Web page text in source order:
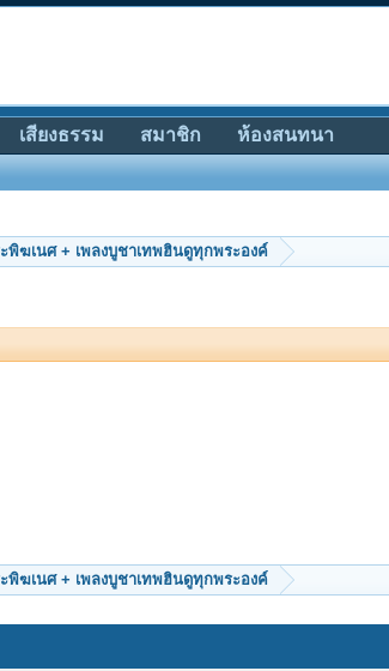
พิฆเนศ + เพลงบูชาเทพฮินดูทุกพระองค์
พิฆเนศ + เพลงบูชาเทพฮินดูทุกพระองค์
เสียงธรรม สมาชิก ห้องสนทนา